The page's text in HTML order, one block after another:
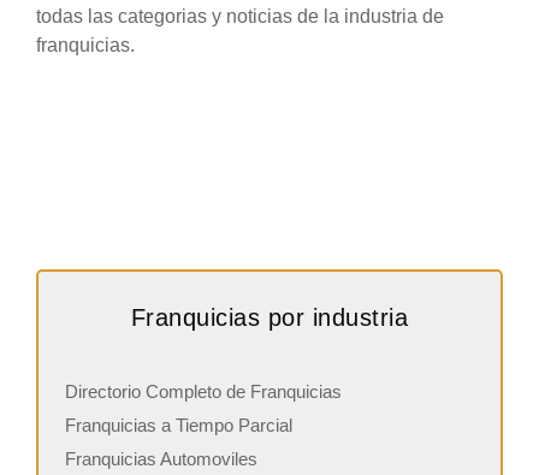
todas las categorias y noticias de la industria de
franquicias.
Franquicias por industria
Directorio Completo de Franquicias
Franquicias a Tiempo Parcial
Franquicias Automoviles